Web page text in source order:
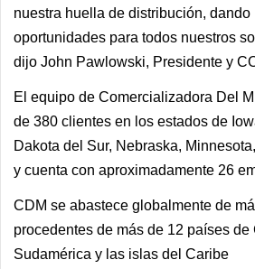
nuestra huella de distribución,
oportunidades para todos nuestros
dijo John Pawlowski, Presidente y
El equipo de Comercializadora Del
de 380 clientes en los estados de
Dakota del Sur, Nebraska,
y cuenta con aproximadamente 26
CDM se abastece globalmente de
procedentes de más de 12 países de
Sudamérica y las islas del Caribe